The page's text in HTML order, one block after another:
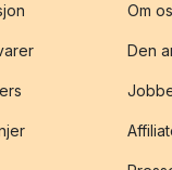
Om
Den